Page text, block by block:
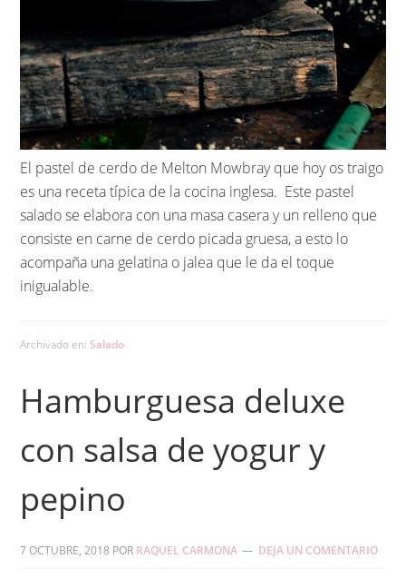
El pastel de cerdo de Melton Mowbray que hoy os traigo
es una receta típica de la cocina inglesa. Este pastel
salado se elabora con una masa casera y un relleno que
consiste en carne de cerdo picada gruesa, a esto lo
acompaña una gelatina o jalea que le da el toque
inigualable.
Archivado en: Salado
Hamburguesa deluxe
con salsa de yogur y
pepino
7 OCTUBRE, 2018 POR RAQUEL CARMONA DEJA UN COMENTARIO